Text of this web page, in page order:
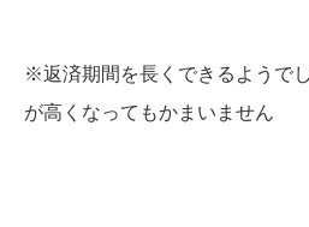
※返済期間を長くできるようで
が高くなってもかまいません